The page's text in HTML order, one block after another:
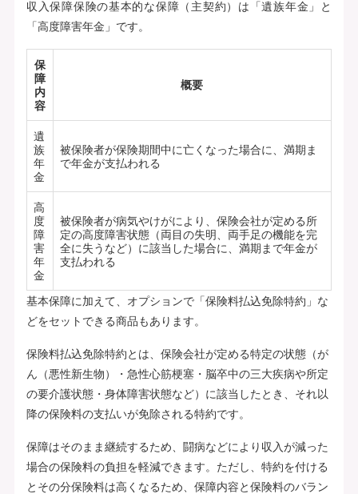
収入保障保険の基本的な保障（主契約）は「遺族年金」と
「高度障害年金」です。
保
障
内
容
概要
遺
族
年
金
被保険者が保険期間中に亡くなった場合に、満期ま
で年金が支払われる
高
度
障
害
年
金
被保険者が病気やけがにより、保険会社が定める所
定の高度障害状態（両目の失明、両手足の機能を完
全に失うなど）に該当した場合に、満期まで年金が
支払われる
基本保障に加えて、オプションで「保険料払込免除特約」な
どをセットできる商品もあります。
保険料払込免除特約とは、保険会社が定める特定の状態（が
ん（悪性新生物）・急性心筋梗塞・脳卒中の三大疾病や所定
の要介護状態・身体障害状態など）に該当したとき、それ以
降の保険料の支払いが免除される特約です。
保障はそのまま継続するため、闘病などにより収入が減った
場合の保険料の負担を軽減できます。ただし、特約を付ける
とその分保険料は高くなるため、保障内容と保険料のバラン